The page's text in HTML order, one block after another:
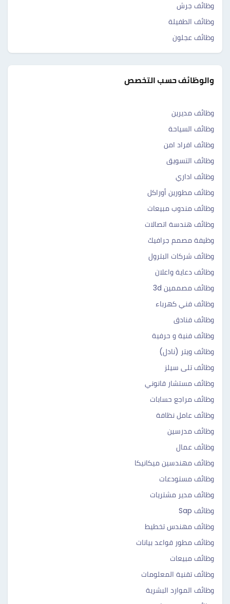
وظائف جرش
وظائف الطفيلة
وظائف عجلون
والوظائف حسب التخصص
وظائف مديرين
وظائف السياحة
وظائف افراد امن
وظائف التسويق
وظائف اداري
وظائف مطورين أوراكل
وظائف مندوب مبيعات
وظائف هندسة اتصالات
وظيفة مصمم جرافيك
وظائف شركات البترول
وظائف دعاية واعلان
وظائف مصممين 3d
وظائف فني كهرباء
وظائف فنادق
وظائف فنية و حرفية
وظائف ويتر (نادل)
وظائف تلى سيلز
وظائف مستشار قانوني
وظائف مراجع حسابات
وظائف عامل نظافة
وظائف مدرسين
وظائف عمال
وظائف مهندسين ميكانيكا
وظائف مستودعات
وظائف مدير مشتريات
وظائف Sap
وظائف مهندس تخطيط
وظائف مطور قواعد بيانات
وظائف مبيعات
وظائف تقنية المعلومات
وظائف الموارد البشرية